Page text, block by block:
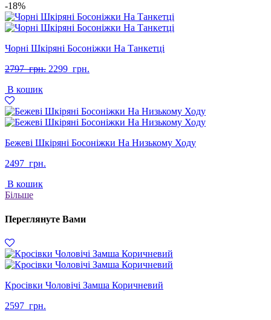
-18%
Чорні Шкіряні Босоніжки На Танкетці
2797 грн. Оригінальна
2299 грн.
В кошик
Бежеві Шкіряні Босоніжки На Низькому Ходу
2497 грн.
В кошик
Більше
Переглянуте Вами
Кросівки Чоловічі Замша Коричневий
2597 грн.